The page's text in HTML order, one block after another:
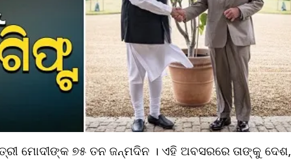
ମୋଦୀଙ୍କ ୭୫ ତନ ଜନ୍ମଦିନ । ଏହି ଅବସରରେ ତାଙ୍କୁ ଦେଶ,